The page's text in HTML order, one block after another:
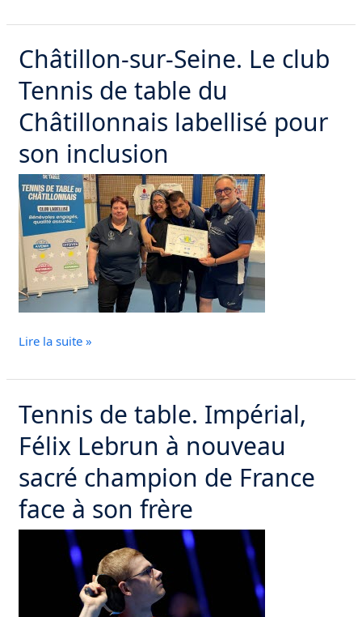
Châtillon-sur-Seine. Le club
Tennis de table du
Châtillonnais labellisé pour
son inclusion
Châtillon-
sur-
Seine.
Le
club
Tennis
de
table
du
Châtillonnais
labellisé
pour
son
inclusion
Lire la suite »
Tennis de table. Impérial,
Félix Lebrun à nouveau
sacré champion de France
face à son frère
Tennis
de
table.
Félix
Lebrun
à